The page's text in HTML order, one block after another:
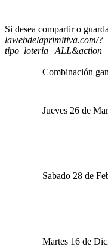
Si desea compartir o
lawebdelaprimitiva.com/?
Combinación
Jueves 26 de
Sabado 28 de
Martes 16 de